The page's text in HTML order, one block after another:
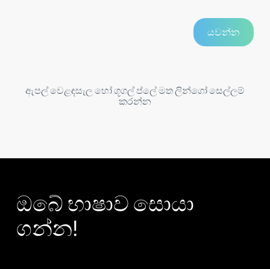
ඇපල් වෙළඳසැල හෝ ගූගල් ප්ලේ මත ලින්ගෝ සෙල්ලම්
කරන්න
ඔබේ භාෂාව සොයා
ගන්න!